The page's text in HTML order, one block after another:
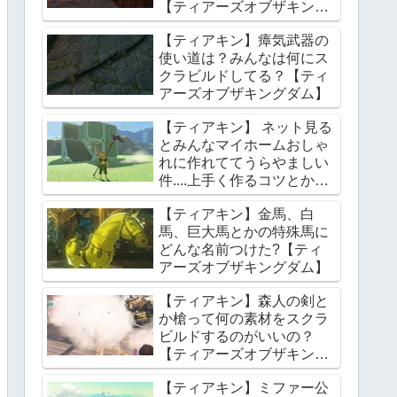
【ティアーズオブザキング
ダム】
【ティアキン】瘴気武器の
使い道は？みんなは何にス
クラビルドしてる？【ティ
アーズオブザキングダム】
【ティアキン】 ネット見る
とみんなマイホームおしゃ
れに作れててうらやましい
件....上手く作るコツとかあ
る？【ティアーズオブザキ
ングダム】
【ティアキン】金馬、白
馬、巨大馬とかの特殊馬に
どんな名前つけた?【ティ
アーズオブザキングダム】
【ティアキン】森人の剣と
か槍って何の素材をスクラ
ビルドするのがいいの？
【ティアーズオブザキング
ダム】
【ティアキン】ミファー公